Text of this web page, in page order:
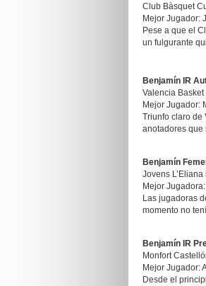
Club Bàsquet
Mejor Jugador:
Pese a que el
un fulgurante
Benjamín IR
Valencia
Mejor Jugador:
Triunfo claro de
anotadores que
Benjamín
Jovens
Mejor
Las jugadoras
momento no
Benjamín IR
Monfort
Mejor Jugador:
Desde el